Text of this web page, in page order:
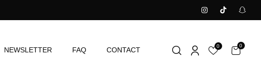
NEWSLETTER FAQ CONTACT 0 0